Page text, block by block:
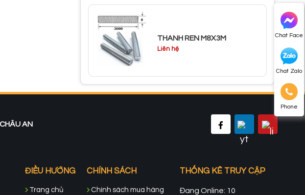
Chat Face
Chat Zalo
Phone
THANH REN M8X3M
Liên hệ
AN
ĐIỀU HƯỚNG
Trang chủ
CHÍNH SÁCH
Chính sách mua hàng
THỐNG KÊ TRUY CẬP
Đang Online: 10